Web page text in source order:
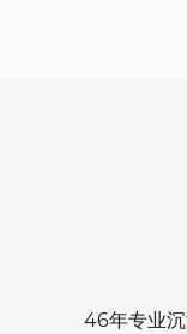
46年专业